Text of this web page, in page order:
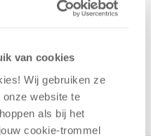
van cookies
Wij gebruiken ze
website te
als bij het
cookie-trommel